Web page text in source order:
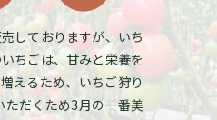
しておりますが、いち
ちごは、甘みと栄養を
えるため、いちご狩り
ただくため3月の一番美